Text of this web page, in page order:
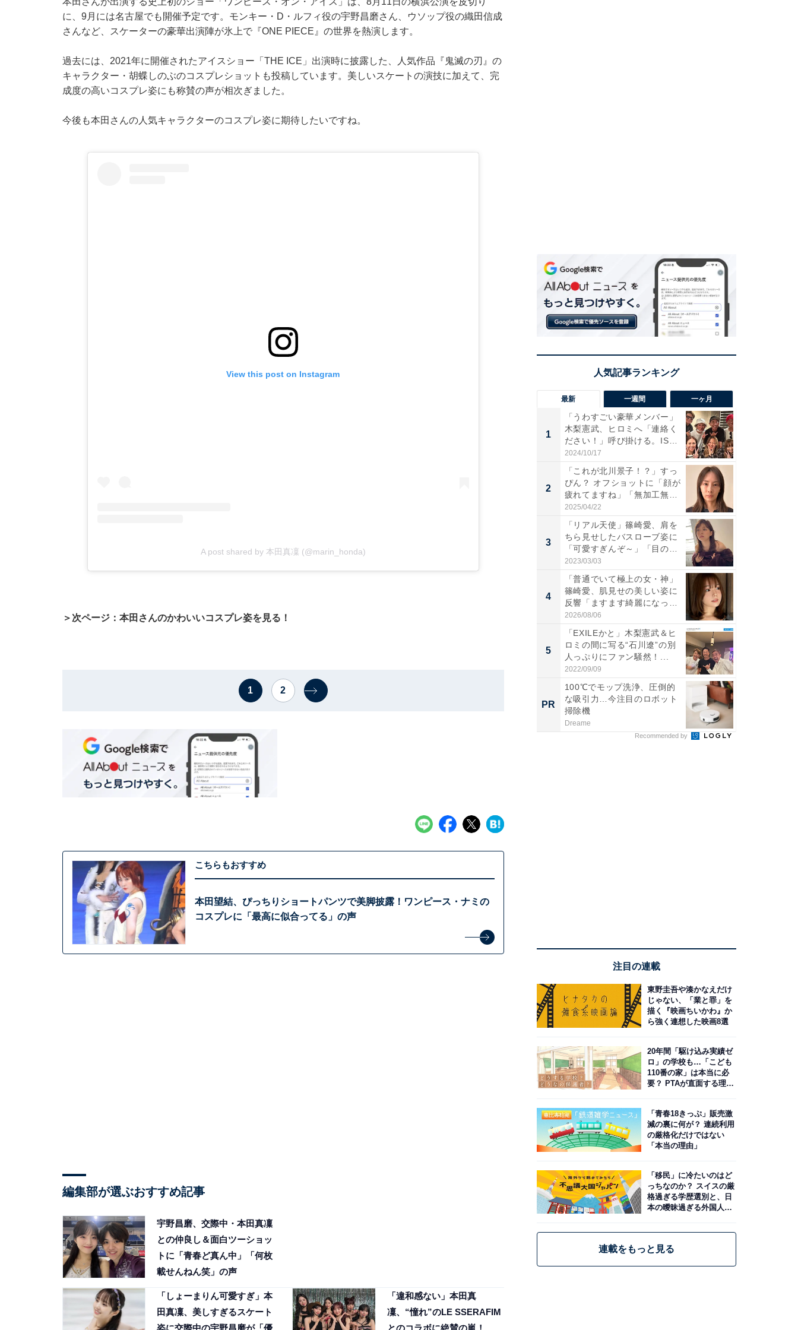
に、9月には名古屋でも開催予定です。モンキー・D・ルフィ役の宇野昌磨さん、ウソップ役の織田信成
さんなど、スケーターの豪華出演陣が氷上で『ONE PIECE』の世界を熱演します。
過去には、2021年に開催されたアイスショー「THE ICE」出演時に披露した、人気作品『鬼滅の刃』の
キャラクター・胡蝶しのぶのコスプレショットも投稿しています。美しいスケートの演技に加えて、完
成度の高いコスプレ姿にも称賛の声が相次ぎました。
今後も本田さんの人気キャラクターのコスプレ姿に期待したいですね。
View this post on Instagram
A post shared by 本田真凜 (@marin_honda)
＞次ページ：本田さんのかわいいコスプレ姿を見る！
1 2
こちらもおすすめ
本田望結、ぴっちりショートパンツで美脚披露！ワンピース・ナミの
コスプレに「最高に似合ってる」の声
編集部が選ぶおすすめ記事
宇野昌磨、交際中・本田真凜
との仲良し＆面白ツーショッ
トに「青春ど真ん中」「何枚
載せんねん笑」の声
「しょーまりん可愛すぎ」本
田真凜、美しすぎるスケート
姿に交際中の宇野昌磨が「優
「違和感ない」本田真
凜、“憧れ”のLE SSERAFIM
とのコラボに絶賛の嵐！
最新 一週間 一ヶ月
1
「うわすごい豪華メンバー」
木梨憲武、ヒロミへ「連絡く
ださい！」呼び掛ける。IS
S...
2024/10/17
2
「これが北川景子！？」すっ
ぴん？ オフショットに「顔が
疲れてますね」「無加工無
表...
2025/04/22
3
「リアル天使」篠崎愛、肩を
ちら見せしたバスローブ姿に
「可愛すぎんぞ～」「目の表
情...
2023/03/03
4
「普通でいて極上の女・神」
篠崎愛、肌見せの美しい姿に
反響「ますます綺麗になって
い...
2026/08/06
5
「EXILEかと」木梨憲武＆ヒ
ロミの間に写る“石川遼”の別
人っぷりにファン騒然！...
2022/09/09
PR
100℃でモップ洗浄、圧倒的
な吸引力…今注目のロボット
掃除機
Dreame
Recommended by
注目の連載
東野圭吾や湊かなえだけ
じゃない、「業と罪」を
描く『映画ちいかわ』か
ら強く連想した映画8選
20年間「駆け込み実績ゼ
ロ」の学校も…「こども
110番の家」は本当に必
要？ PTAが直面する理想
「青春18きっぷ」販売激
減の裏に何が？ 連続利用
の厳格化だけではない
「本当の理由」
「移民」に冷たいのはど
っちなのか？ スイスの厳
格過ぎる学歴選別と、日
本の曖昧過ぎる外国人政
連載をもっと見る